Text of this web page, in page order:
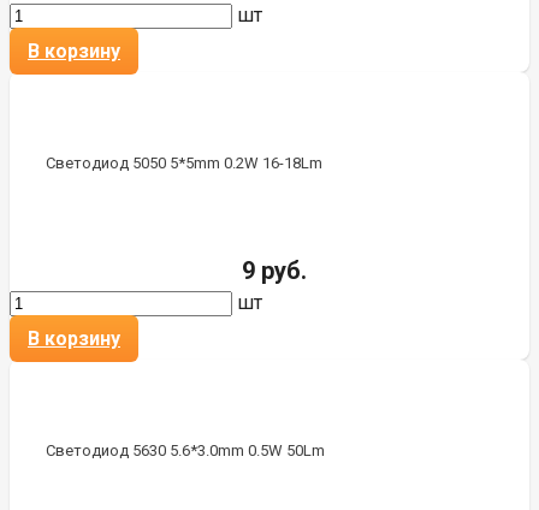
шт
В корзину
Светодиод 5050 5*5mm 0.2W 16-18Lm
9 руб.
шт
В корзину
Светодиод 5630 5.6*3.0mm 0.5W 50Lm